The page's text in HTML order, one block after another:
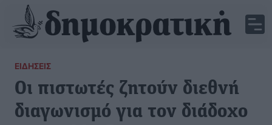
ΕΙΔΉΣΕΙΣ
Οι πιστωτές ζητούν διεθνή
διαγωνισμό για τον διάδοχο